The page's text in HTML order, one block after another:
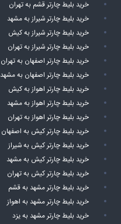
خرید بلیط چارتر قشم به تهران
خرید بلیط چارتر شیراز به مشهد
خرید بلیط چارتر شیراز به کیش
خرید بلیط چارتر شیراز به تهران
خرید بلیط چارتر اصفهان به تهران
خرید بلیط چارتر اصفهان به مشهد
خرید بلیط چارتر اهواز به کیش
خرید بلیط چارتر اهواز به مشهد
خرید بلیط چارتر اهواز به تهران
خرید بلیط چارتر کیش به اصفهان
خرید بلیط چارتر کیش به شیراز
خرید بلیط چارتر کیش به مشهد
خرید بلیط چارتر کیش به تهران
خرید بلیط چارتر مشهد به قشم
خرید بلیط چارتر مشهد به اهواز
خرید بلیط چارتر مشهد به یزد